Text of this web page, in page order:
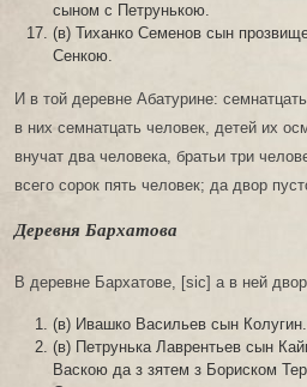
сыном с Петрунькою.
(в) Тиханко Семенов сын
Сенкою.
И в той деревне Абатурине:
в них семнатцать человек, детей их
внучат два человека, братьи три
всего сорок пять человек; да двор
Деревня Бархатова
В деревне Бархатове, [sic] а в ней
(в) Ивашко Васильев сын Колугин.
(в) Петрунька Лаврентьев сын
Васкою да з зятем з Бориском